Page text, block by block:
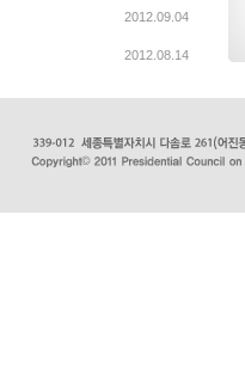
2012.09.04
2012.08.14